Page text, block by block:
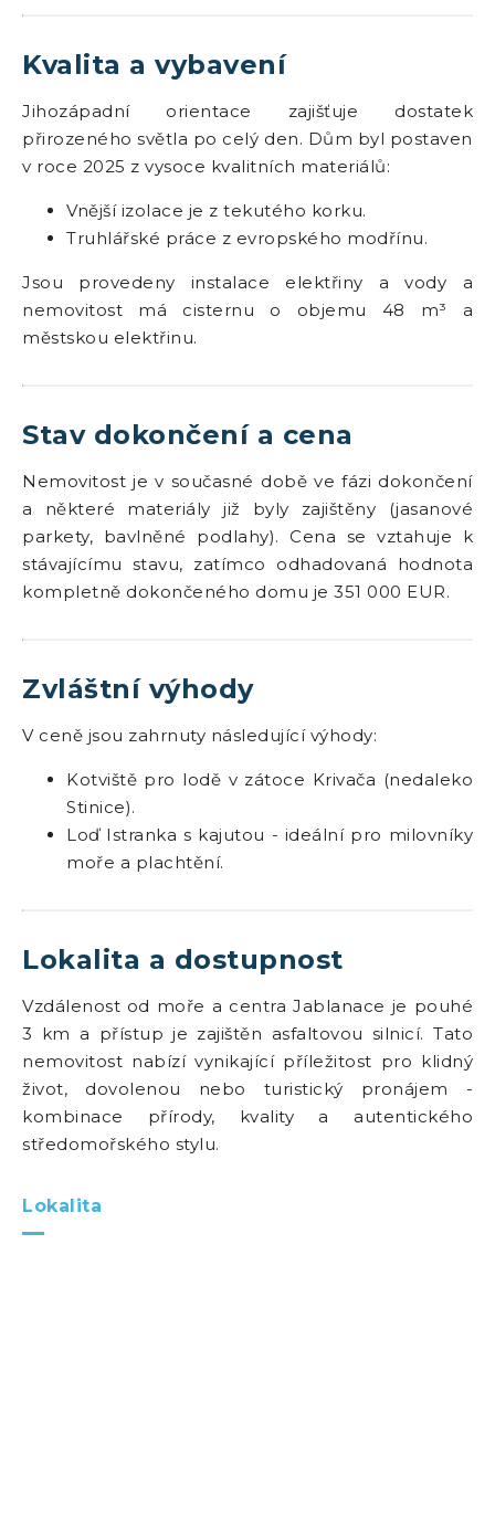
Kvalita a vybavení
Jihozápadní orientace zajišťuje dostatek
přirozeného světla po celý den. Dům byl postaven
v roce 2025 z vysoce kvalitních materiálů:
Vnější izolace je z tekutého korku.
Truhlářské práce z evropského modřínu.
Jsou provedeny instalace elektřiny a vody a
nemovitost má cisternu o objemu 48 m³ a
městskou elektřinu.
Stav dokončení a cena
Nemovitost je v současné době ve fázi dokončení
a některé materiály již byly zajištěny (jasanové
parkety, bavlněné podlahy). Cena se vztahuje k
stávajícímu stavu, zatímco odhadovaná hodnota
kompletně dokončeného domu je 351 000 EUR.
Zvláštní výhody
V ceně jsou zahrnuty následující výhody:
Kotviště pro lodě v zátoce Krivača (nedaleko
Stinice).
Loď Istranka s kajutou - ideální pro milovníky
moře a plachtění.
Lokalita a dostupnost
Vzdálenost od moře a centra Jablanace je pouhé
3 km a přístup je zajištěn asfaltovou silnicí. Tato
nemovitost nabízí vynikající příležitost pro klidný
život, dovolenou nebo turistický pronájem -
kombinace přírody, kvality a autentického
středomořského stylu.
Lokalita